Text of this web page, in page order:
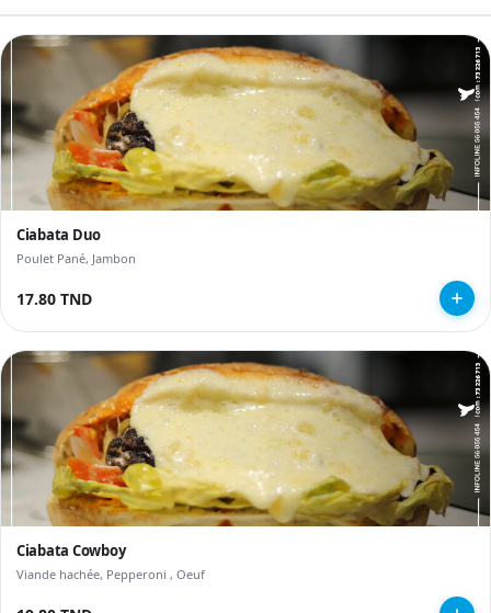
Ciabata Duo
Poulet Pané, Jambon
17.80 TND
Ciabata Cowboy
Viande hachée, Pepperoni , Oeuf